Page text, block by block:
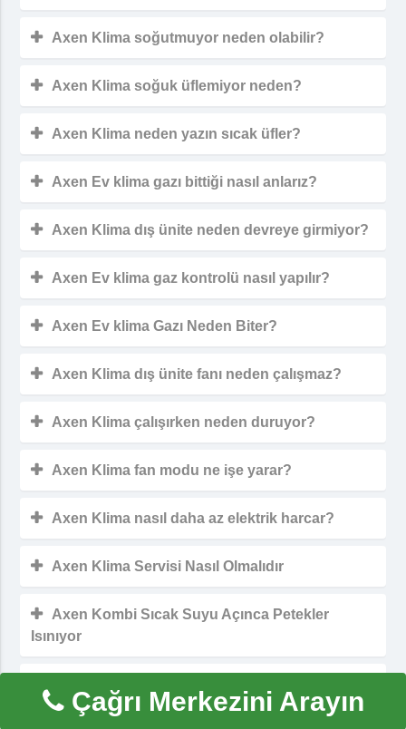
Axen Klima soğutmuyor neden olabilir?
Axen Klima soğuk üflemiyor neden?
Axen Klima neden yazın sıcak üfler?
Axen Ev klima gazı bittiği nasıl anlarız?
Axen Klima dış ünite neden devreye girmiyor?
Axen Ev klima gaz kontrolü nasıl yapılır?
Axen Ev klima Gazı Neden Biter?
Axen Klima dış ünite fanı neden çalışmaz?
Axen Klima çalışırken neden duruyor?
Axen Klima fan modu ne işe yarar?
Axen Klima nasıl daha az elektrik harcar?
Axen Klima Servisi Nasıl Olmalıdır
Axen Kombi Sıcak Suyu Açınca Petekler
Isınıyor
Çağrı Merkezini Arayın